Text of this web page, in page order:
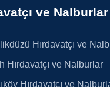
ve Nalburlar
Hırdavatçı ve
Hırdavatçı ve Nalburlar
Hırdavatçı ve